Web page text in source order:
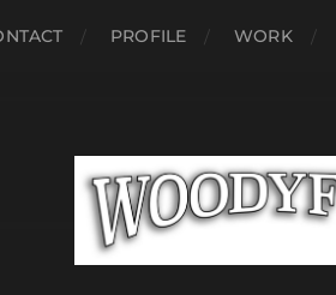
PROFILE WORK